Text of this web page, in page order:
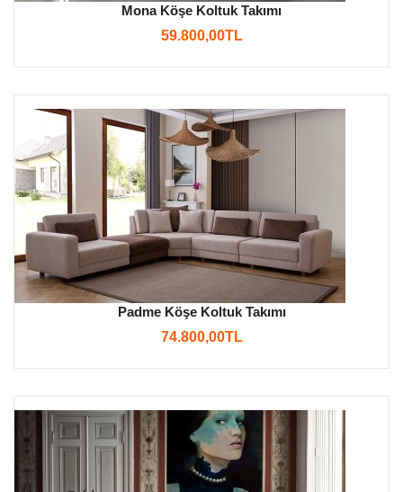
Mona Köşe Koltuk Takımı
59.800,00TL
Padme Köşe Koltuk Takımı
74.800,00TL